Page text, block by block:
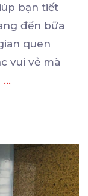
bạn tiết
đến bữa
quen
vui vẻ mà
...